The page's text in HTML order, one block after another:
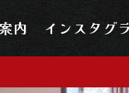
内 インスタグ